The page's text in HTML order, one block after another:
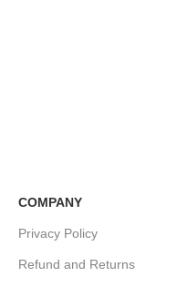
COMPANY
Privacy Policy
Refund and Returns